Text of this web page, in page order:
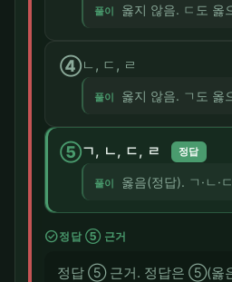
풀이 옳지 않음. ㄷ도 옳
④ㄴ, ㄷ, ㄹ
풀이 옳지 않음. ㄱ도 옳
⑤ㄱ, ㄴ, ㄷ, ㄹ 정답
풀이 옳음(정답). ㄱ·ㄴ·
check_circle정답 ⑤ 근거
정답 ⑤ 근거. 정답은 ⑤(옳은